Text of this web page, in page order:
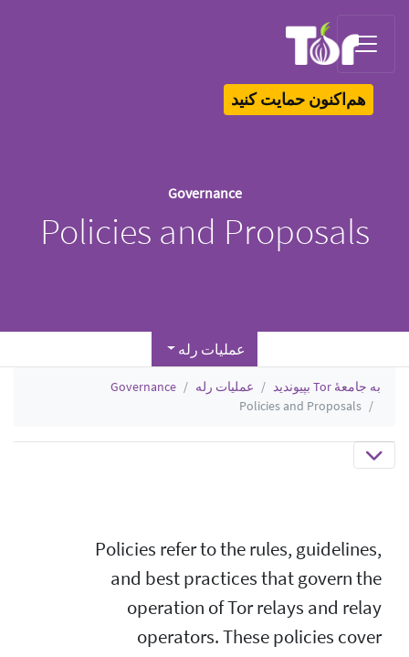
هم‌اکنون حمایت کنید
Governance
Policies and Proposals
عملیات رله
به جامعهٔ Tor بپیوندید عملیات رله
Governance
Policies and Proposals
Policies refer to the rules, guidelines,
and best practices that govern the
operation of Tor relays and relay
operators. These policies cover